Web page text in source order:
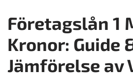
Företagslån 1
Kronor: Guide
Jämförelse av